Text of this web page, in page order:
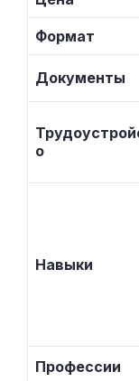
Формат
Документы
о
Навыки
Профессии